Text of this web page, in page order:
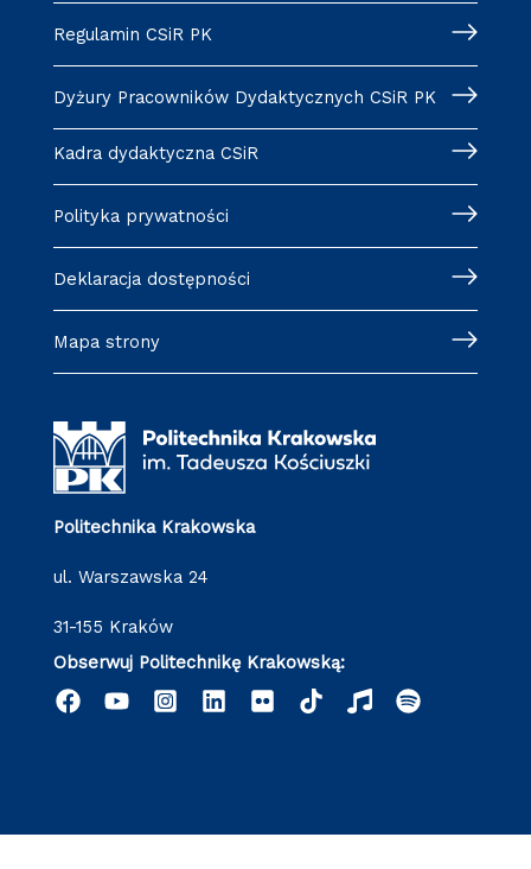
Regulamin CSiR PK
Dyżury Pracowników Dydaktycznych CSiR PK
Kadra dydaktyczna CSiR
Polityka prywatności
Deklaracja dostępności
Mapa strony
Politechnika Krakowska
ul. Warszawska 24
31-155 Kraków
Obserwuj Politechnikę Krakowską: